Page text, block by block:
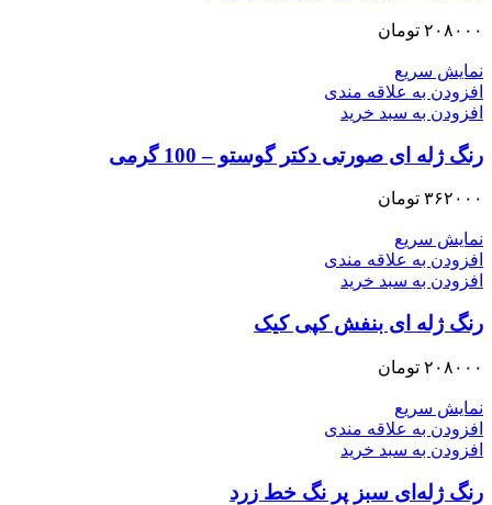
۲۰۸۰۰۰ تومان
نمایش سریع
افزودن به علاقه مندی
افزودن به سبد خرید
رنگ ژله ای صورتی دکتر گوستو – 100 گرمی
۳۶۲۰۰۰ تومان
نمایش سریع
افزودن به علاقه مندی
افزودن به سبد خرید
رنگ ژله ای بنفش کپی کیک
۲۰۸۰۰۰ تومان
نمایش سریع
افزودن به علاقه مندی
افزودن به سبد خرید
رنگ ژله‌ای سبز پر نگ خط زرد